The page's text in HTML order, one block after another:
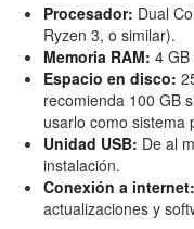
Procesador: Dual
Ryzen 3, o similar).
Memoria RAM: 4 GB
Espacio en disco:
recomienda 100 GB
usarlo como sistema
Unidad USB: De al
instalación.
Conexión a internet:
actualizaciones y